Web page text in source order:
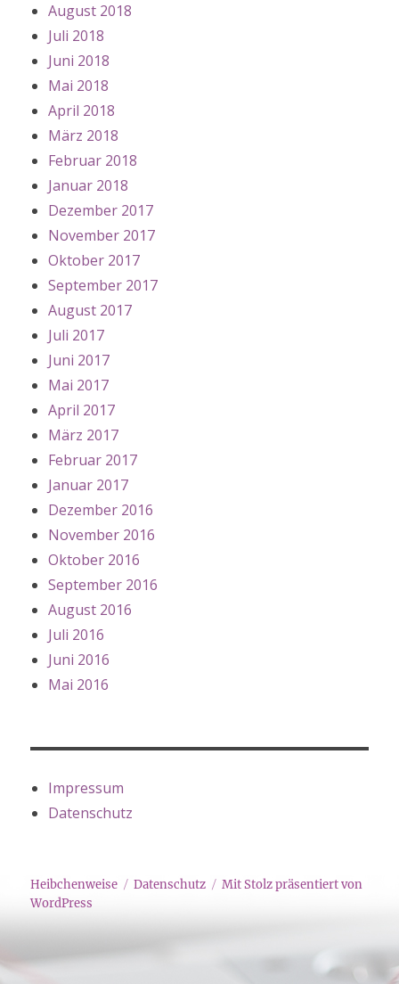
August 2018
Juli 2018
Juni 2018
Mai 2018
April 2018
März 2018
Februar 2018
Januar 2018
Dezember 2017
November 2017
Oktober 2017
September 2017
August 2017
Juli 2017
Juni 2017
Mai 2017
April 2017
März 2017
Februar 2017
Januar 2017
Dezember 2016
November 2016
Oktober 2016
September 2016
August 2016
Juli 2016
Juni 2016
Mai 2016
Impressum
Datenschutz
Heibchenweise Datenschutz
Mit Stolz präsentiert von
WordPress